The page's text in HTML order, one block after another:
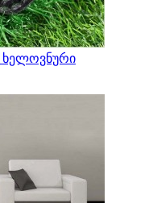
ხელოვნური